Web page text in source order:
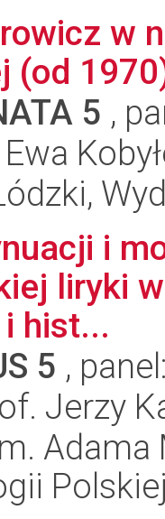
w
(od
5 ,
i
liryki
hist...
5 ,
Jerzy